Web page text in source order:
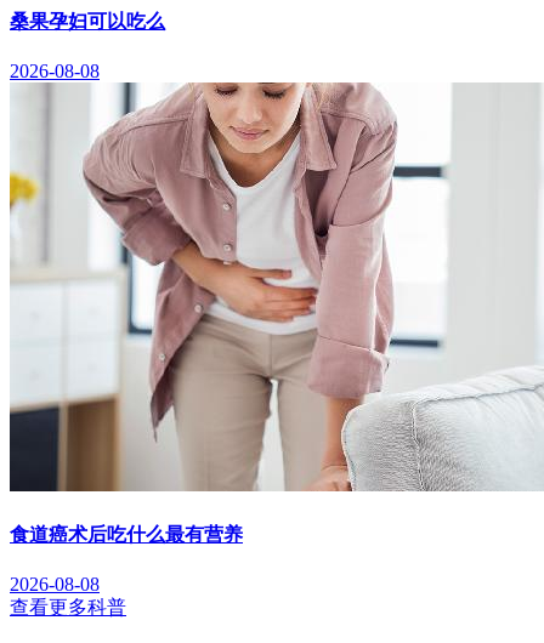
桑果孕妇可以吃么
2026-08-08
食道癌术后吃什么最有营养
2026-08-08
查看更多科普